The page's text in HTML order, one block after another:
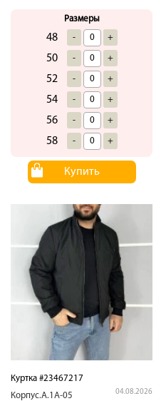
Размеры
48 - +
50 - +
52 - +
54 - +
56 - +
58 - +
Купить
Куртка #23467217
Корпус.А.1А-05
04.08.2026